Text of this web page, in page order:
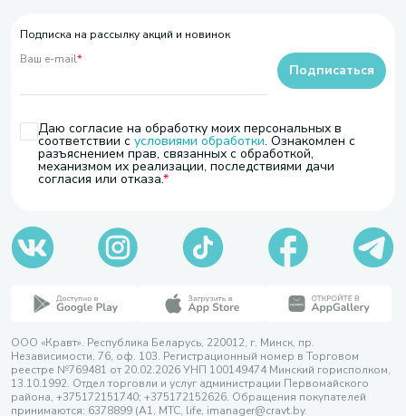
Подписка на рассылку акций и новинок
Ваш e-mail*
Даю согласие на обработку моих персональных в
соответствии с условиями обработки. Ознакомлен с
разъяснением прав, связанных с обработкой,
механизмом их реализации, последствиями дачи
согласия или отказа.
Подписаться
ООО «Кравт». Республика Беларусь, 220012, г. Минск, пр.
Независимости, 76, оф. 103. Регистрационный номер в Торговом
реестре №769481 от 20.02.2026 УНП 100149474 Минский горисполком,
13.10.1992. Отдел торговли и услуг администрации Первомайского
района, +375172151740; +375172152626. Обращения покупателей
принимаются: 6378899 (А1, МТС, life, imanager@cravt.by.